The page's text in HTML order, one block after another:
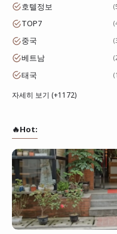
호텔정보
TOP7
중국
베트남
태국
자세히 보기 (+1172)
🔥Hot: